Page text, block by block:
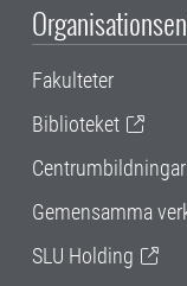
Fakulteter
Biblioteket
Gemensamma
SLU Holding